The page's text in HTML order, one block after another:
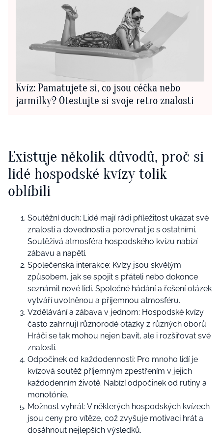
Kvíz: Pamatujete si, co jsou céčka nebo
jarmilky? Otestujte si svoje retro znalosti
Existuje několik důvodů, proč si
lidé hospodské kvízy tolik
oblíbili
Soutěžní duch: Lidé mají rádi příležitost ukázat své
znalosti a dovednosti a porovnat je s ostatními.
Soutěživá atmosféra hospodského kvízu nabízí
zábavu a napětí.
Společenská interakce: Kvízy jsou skvělým
způsobem, jak se spojit s přáteli nebo dokonce
seznámit nové lidi. Společné hádání a řešení otázek
vytváří uvolněnou a příjemnou atmosféru.
Vzdělávání a zábava v jednom: Hospodské kvízy
často zahrnují různorodé otázky z různých oborů.
Hráči se tak mohou nejen bavit, ale i rozšiřovat své
znalosti.
Odpočinek od každodennosti: Pro mnoho lidí je
kvízová soutěž příjemným zpestřením v jejich
každodenním životě. Nabízí odpočinek od rutiny a
monotónie.
Možnost vyhrát: V některých hospodských kvízech
jsou ceny pro vítěze, což zvyšuje motivaci hrát a
dosáhnout nejlepších výsledků.